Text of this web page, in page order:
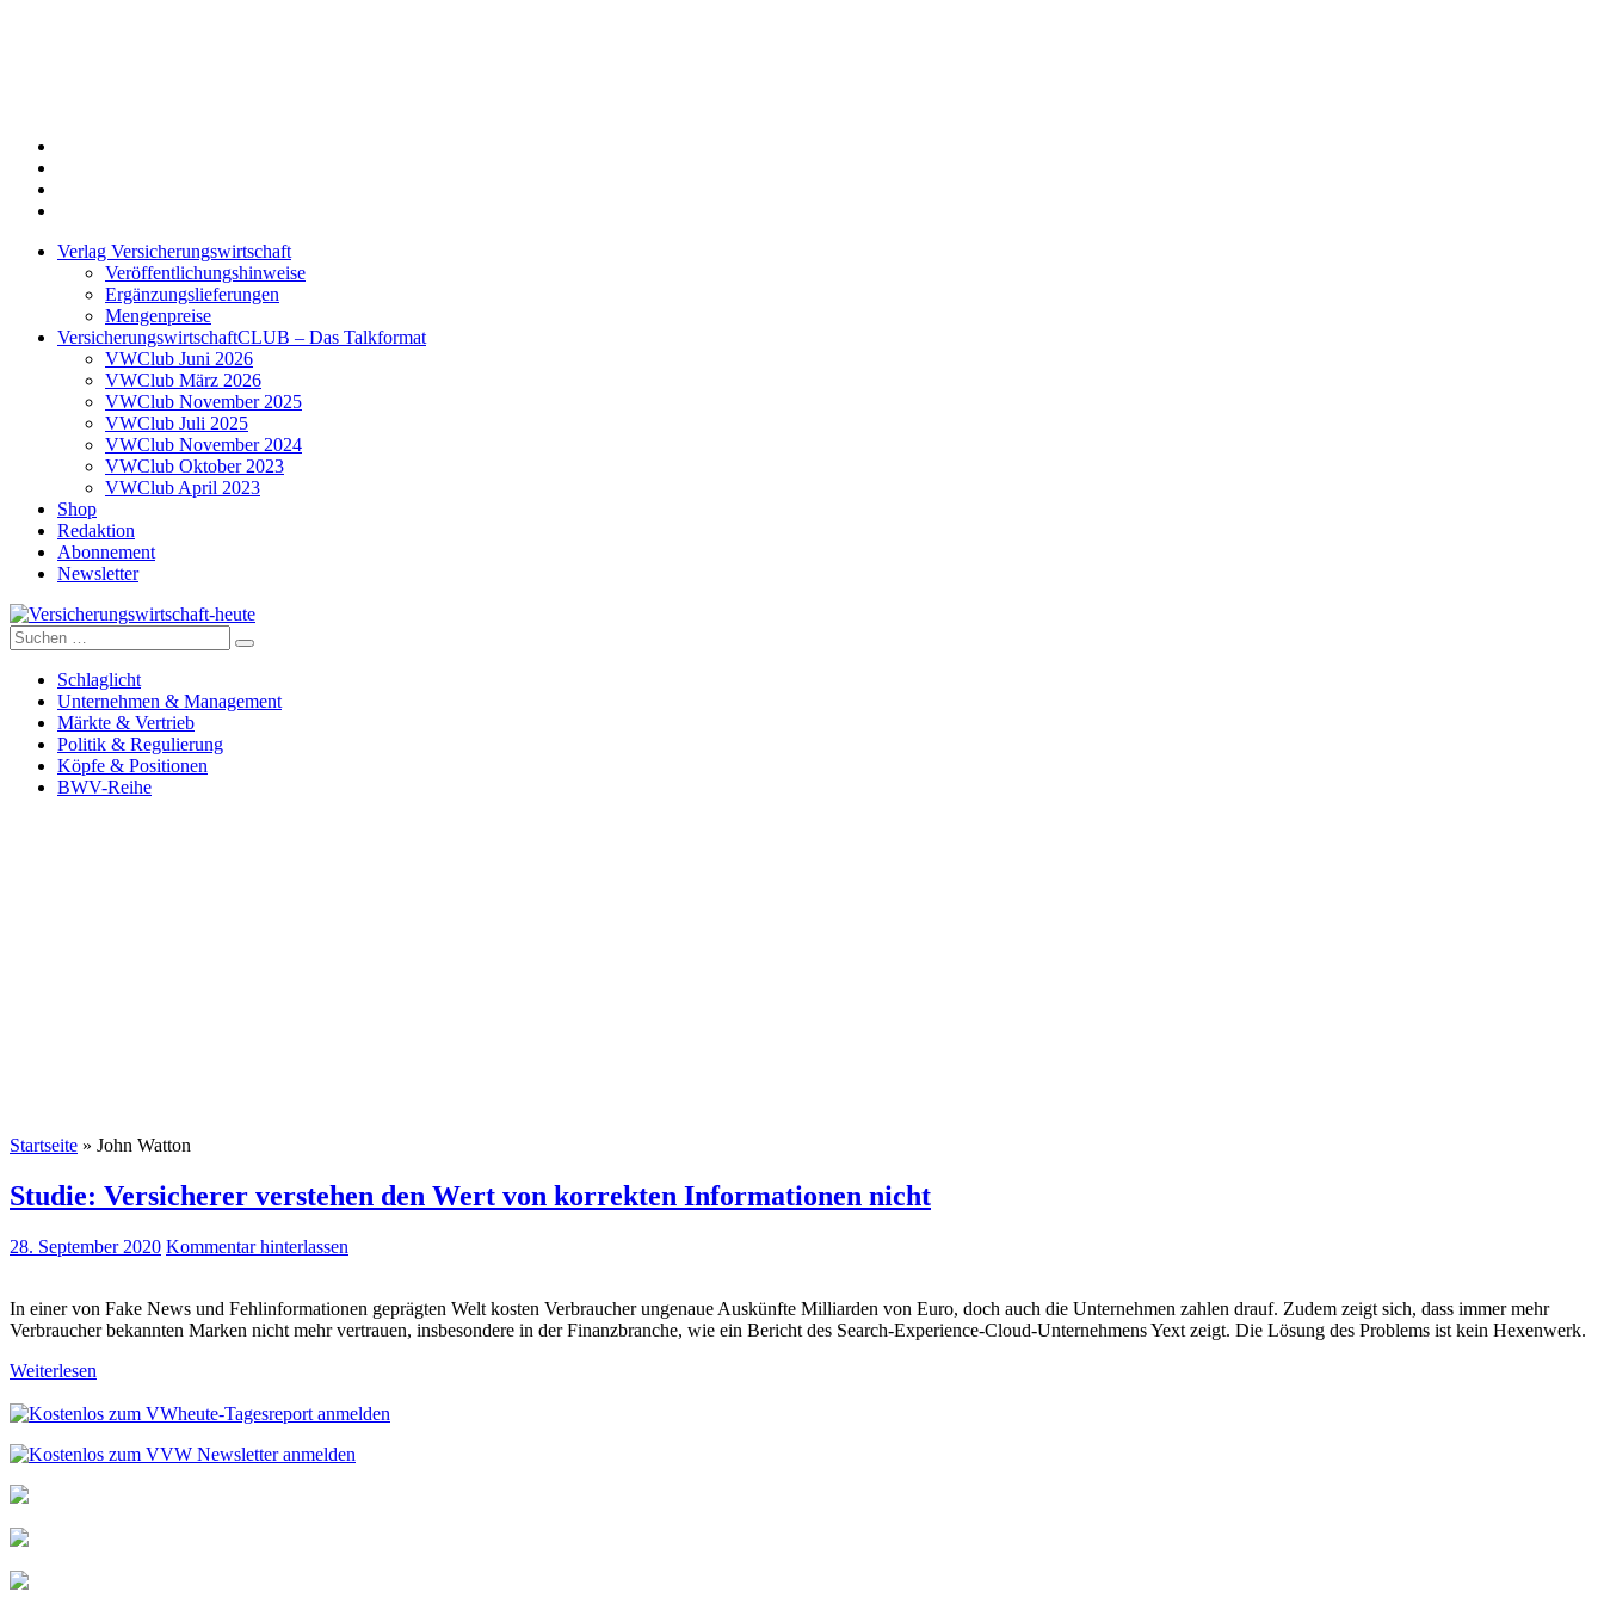
Verlag Versicherungswirtschaft
Veröffentlichungshinweise
Ergänzungslieferungen
Mengenpreise
VersicherungswirtschaftCLUB – Das Talkformat
VWClub Juni 2026
VWClub März 2026
VWClub November 2025
VWClub Juli 2025
VWClub November 2024
VWClub Oktober 2023
VWClub April 2023
Shop
Redaktion
Abonnement
Newsletter
Versicherungswirtschaft-heute
Suche
nach:
Schlaglicht
Unternehmen & Management
Märkte & Vertrieb
Politik & Regulierung
Köpfe & Positionen
BWV-Reihe
Startseite » John Watton
Studie: Versicherer verstehen den Wert von korrekten Informationen nicht
28. September 2020 Kommentar hinterlassen
In einer von Fake News und Fehlinformationen geprägten Welt kosten Verbraucher ungenaue Auskünfte Milliarden von Euro, doch auch die Unternehmen zahlen drauf. Zudem zeigt sich, dass immer mehr
Verbraucher bekannten Marken nicht mehr vertrauen, insbesondere in der Finanzbranche, wie ein Bericht des Search-Experience-Cloud-Unternehmens Yext zeigt. Die Lösung des Problems ist kein Hexenwerk.
Weiterlesen